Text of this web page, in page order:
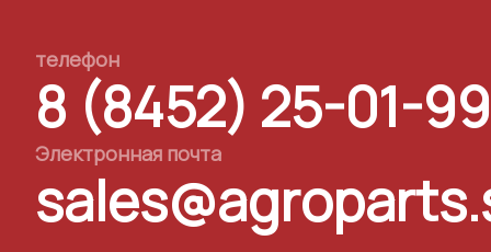
телефон
8 (8452) 25-01-99
Электронная почта